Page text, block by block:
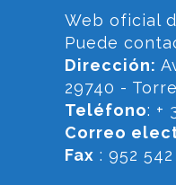
Web oficial
Puede
Dirección:
29740 -
Teléfono: +
Correo
Fax : 952